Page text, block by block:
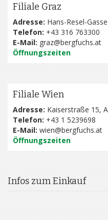
Filiale Graz
Adresse: Hans-Resel-
Telefon: +43 316 763300
E-Mail: graz@bergfuchs.at
Öffnungszeiten
Filiale Wien
Adresse: Kaiserstraße 15,
Telefon: +43 1 5239698
E-Mail: wien@bergfuchs.at
Öffnungszeiten
Infos zum Einkauf